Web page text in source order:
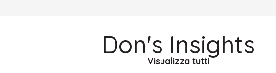
Don's Insights
Visualizza tutti